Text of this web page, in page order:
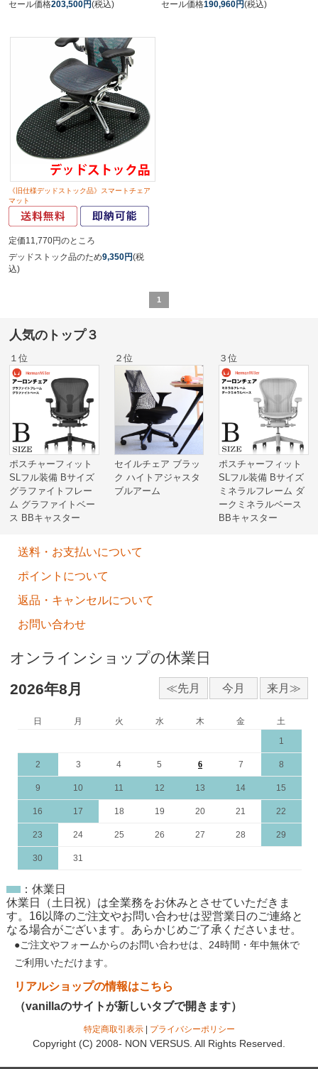
セール価格203,500円(税込)
セール価格190,960円(税込)
《旧仕様デッドストック品》スマートチェア
マット
定価11,770円のところ
デッドストック品のため9,350円(税
込)
1
人気のトップ３
１位
ポスチャーフィット
SLフル装備 Bサイズ
グラファイトフレー
ム グラファイトベー
ス BBキャスター
２位
セイルチェア ブラッ
ク ハイトアジャスタ
ブルアーム
３位
ポスチャーフィット
SLフル装備 Bサイズ
ミネラルフレーム ダ
ークミネラルベース
BBキャスター
送料・お支払いについて
ポイントについて
返品・キャンセルについて
お問い合わせ
オンラインショップの休業日
2026年8月
日 月 火 水 木 金
土
1
2 3 4 5 6 7 8
9 10 11 12 13 14 15
16 17 18 19 20 21 22
23 24 25 26 27 28 29
30 31
：休業日
休業日（土日祝）は全業務をお休みとさせていただきま
す。16以降のご注文やお問い合わせは翌営業日のご連絡と
なる場合がございます。あらかじめご了承くださいませ。
●ご注文やフォームからのお問い合わせは、 24時間・年中無休で
ご利用いただけます。
リアルショップの情報はこちら
（vanillaのサイトが新しいタブで開きます）
特定商取引表示| プライバシーポリシー
Copyright (C) 2008- NON VERSUS. All Rights Reserved.